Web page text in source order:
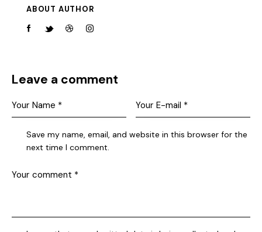
ABOUT AUTHOR
Leave a comment
Save my name, email, and website in this browser for the
next time I comment.